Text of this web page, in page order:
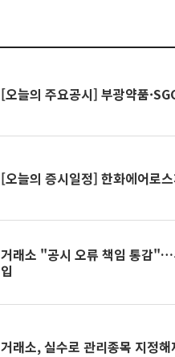
[오늘의 주요공시] 부광약품
[오늘의 증시일정] 한화에어로
거래소 "공시 오류 책임 통감"…
입
거래소, 실수로 관리종목 지정